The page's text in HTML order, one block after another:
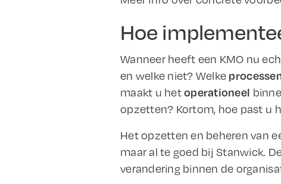
Hoe
Wanneer heeft een KMO nu
en welke niet? Welke
maakt u hetoperationeel
opzetten? Kortom, hoe past u
Het opzetten en beheren van
maar al te goed bij Stanwick.
verandering binnen de